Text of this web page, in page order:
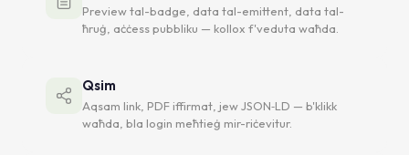
Preview tal-badge, data tal-emittent, data tal-
ħruġ, aċċess pubbliku — kollox f'veduta waħda.
Qsim
Aqsam link, PDF iffirmat, jew JSON‑LD — b'klikk
waħda, bla login meħtieġ mir-riċevitur.